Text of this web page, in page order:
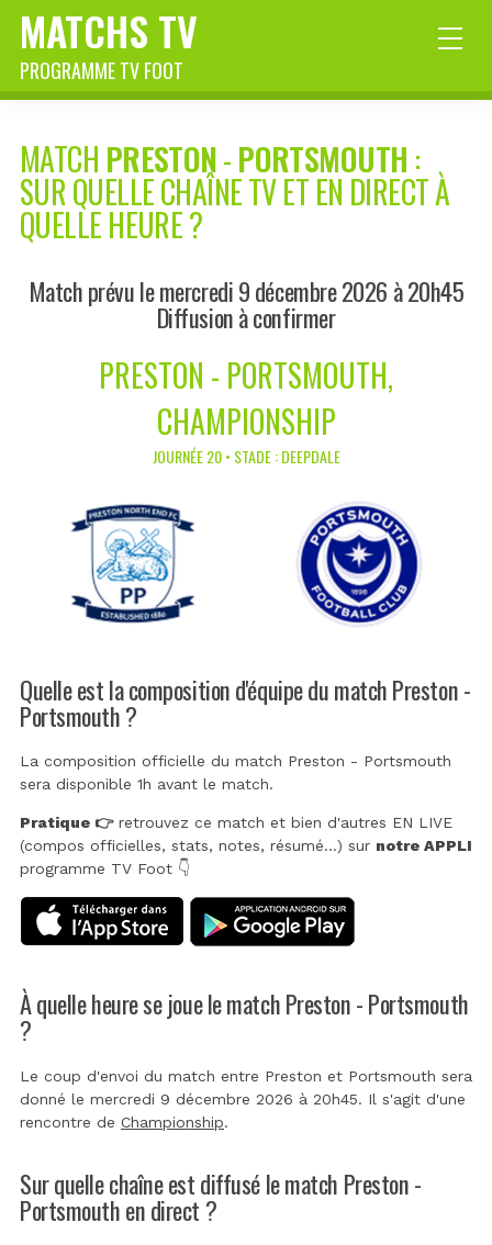
MATCHS TV
PROGRAMME TV FOOT
MATCH PRESTON-PORTSMOUTH :
SUR QUELLE CHAÎNE TV ET EN DIRECT À
QUELLE HEURE ?
Match prévu le mercredi 9 décembre 2026 à 20h45
Diffusion à confirmer
PRESTON - PORTSMOUTH,
CHAMPIONSHIP
JOURNÉE 20 • STADE : DEEPDALE
Quelle est la composition d'équipe du match Preston -
Portsmouth ?
La composition officielle du match Preston - Portsmouth
sera disponible 1h avant le match.
Pratique 👉retrouvez ce match et bien d'autres EN LIVE
(compos officielles, stats, notes, résumé...) sur notre APPLI
programme TV Foot 👇
À quelle heure se joue le match Preston - Portsmouth
?
Le coup d'envoi du match entre Preston et Portsmouth sera
donné le mercredi 9 décembre 2026 à 20h45. Il s'agit d'une
rencontre de Championship.
Sur quelle chaîne est diffusé le match Preston -
Portsmouth en direct ?